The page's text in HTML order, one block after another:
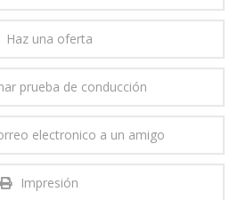
Haz una oferta
prueba de conducción
electronico a un amigo
Impresión